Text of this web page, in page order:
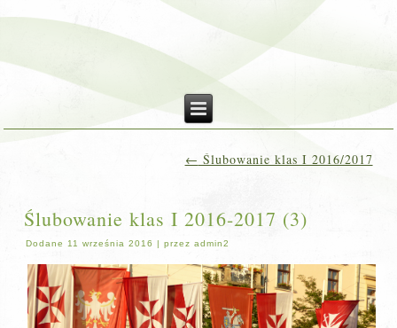
← Ślubowanie klas I 2016/2017
Ślubowanie klas I 2016-2017 (3)
Dodane 11 września 2016 |przez admin2